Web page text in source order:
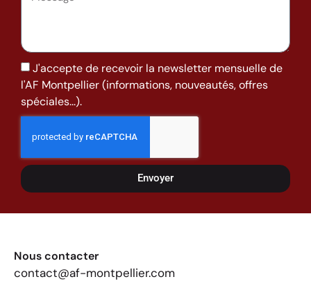
J'accepte de recevoir la newsletter mensuelle de
l'AF Montpellier (informations, nouveautés, offres
spéciales...).
Envoyer
Nous contacter
contact@af-montpellier.com